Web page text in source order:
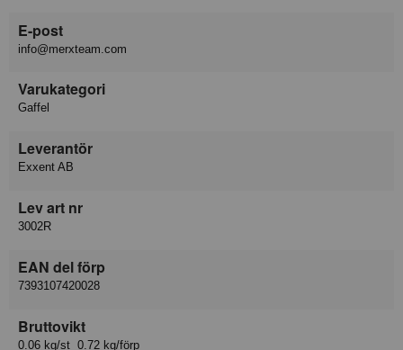
E-post
info@merxteam.com
Varukategori
Gaffel
Leverantör
Exxent AB
Lev art nr
3002R
EAN del förp
7393107420028
Bruttovikt
0.06 kg/st 0.72 kg/förp